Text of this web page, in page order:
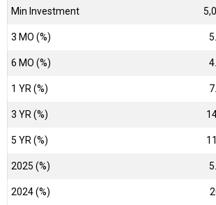
Min Investment
3 MO (%)
6 MO (%)
1 YR (%)
3 YR (%)
5 YR (%)
2025 (%)
2024 (%)